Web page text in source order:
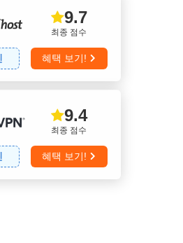
최종 점수
9.7
혜택 보기!
최종 점수
9.4
혜택 보기!